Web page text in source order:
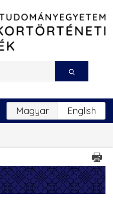
Magyar English